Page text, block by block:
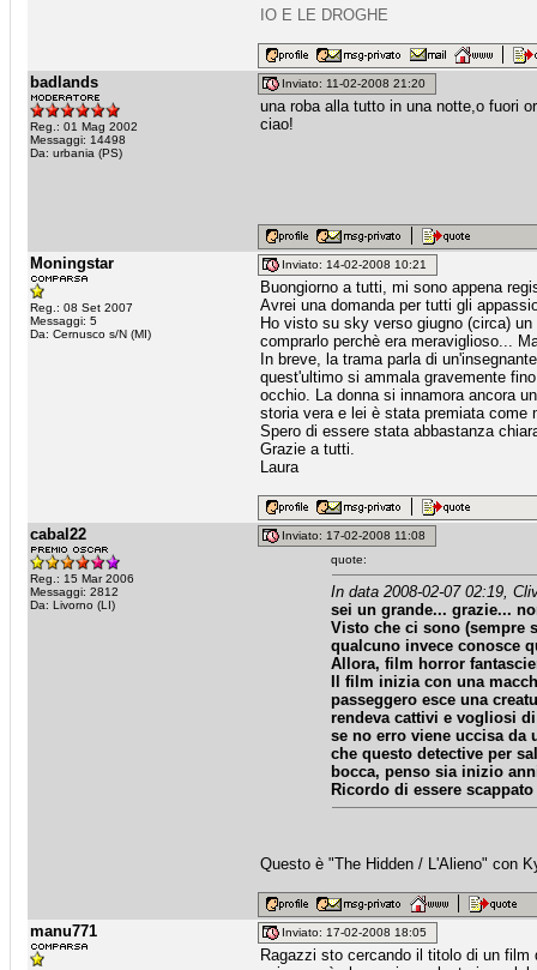
IO E LE DROGHE
badlands
Reg.: 01 Mag 2002
Messaggi: 14498
Da: urbania (PS)
Inviato: 11-02-2008 21:20
una roba alla tutto in una notte,o fuori
ciao!
Moningstar
Reg.: 08 Set 2007
Messaggi: 5
Da: Cernusco s/N (MI)
Inviato: 14-02-2008 10:21
Buongiorno a tutti, mi sono appena
Avrei una domanda per tutti gli
Ho visto su sky verso giugno (circa)
comprarlo perchè era meraviglioso...
In breve, la trama parla di
quest'ultimo si ammala gravemente
occhio. La donna si innamora ancora
storia vera e lei è stata premiata come
Spero di essere stata abbastanza
Grazie a tutti.
Laura
cabal22
Reg.: 15 Mar 2006
Messaggi: 2812
Da: Livorno (LI)
Inviato: 17-02-2008 11:08
quote:
In data 2008-02-07 02:19,
sei un grande... grazie...
Visto che ci sono (sempre
qualcuno invece conosce
Allora, film horror
Il film inizia con una
passeggero esce una
rendeva cattivi e vogliosi
se no erro viene uccisa da
che questo detective per
bocca, penso sia inizio
Ricordo di essere
Questo è "The Hidden / L'Alieno" con
manu771 Inviato: 17-02-2008 18:05
Ragazzi sto cercando il titolo di un film